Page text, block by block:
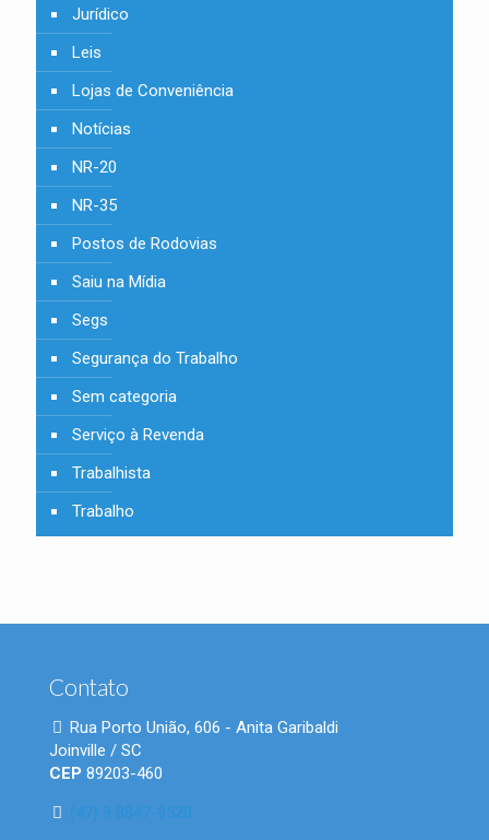
Jurídico
Leis
Lojas de Conveniência
Notícias
NR-20
NR-35
Postos de Rodovias
Saiu na Mídia
Segs
Segurança do Trabalho
Sem categoria
Serviço à Revenda
Trabalhista
Trabalho
Contato
Rua Porto União, 606 - Anita Garibaldi
Joinville / SC
CEP 89203-460
(47) 9 8847-9520